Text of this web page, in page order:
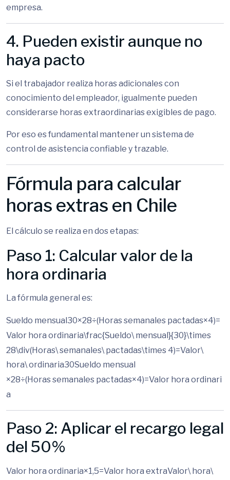
empresa.
4. Pueden existir aunque no
haya pacto
Si el trabajador realiza horas adicionales con
conocimiento del empleador, igualmente pueden
considerarse horas extraordinarias exigibles de pago.
Por eso es fundamental mantener un sistema de
control de asistencia confiable y trazable.
Fórmula para calcular
horas extras en Chile
El cálculo se realiza en dos etapas:
Paso 1: Calcular valor de la
hora ordinaria
La fórmula general es:
Sueldo mensual30×28÷(Horas semanales pactadas×4)=
Valor hora ordinaria\frac{Sueldo\ mensual}{30}\times
28\div(Horas\ semanales\ pactadas\times 4)=Valor\
hora\ ordinaria30Sueldo mensual
×28÷(Horassemanales pactadas×4)=Valor hora ordinari
a
Paso 2: Aplicar el recargo legal
del 50%
Valor hora ordinaria×1,5=Valor hora extraValor\ hora\